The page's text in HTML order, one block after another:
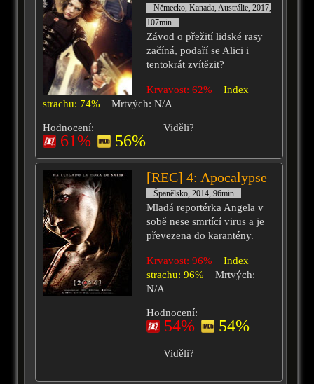
Německo, Kanada, Austrálie, 2017,
107min
Závod o přežití lidské rasy
začíná, podaří se Alici i
tentokrát zvítězit?
Krvavost: 62%
Index
strachu: 74%
Mrtvých: N/A
Hodnocení:
61% 56%
Viděli?
[REC] 4: Apocalypse
Španělsko, 2014, 96min
Mladá reportérka Angela v
sobě nese smrtící virus a je
převezena do karantény.
Krvavost: 96%
Index
strachu: 96%
Mrtvých:
N/A
Hodnocení:
54% 54%
Viděli?